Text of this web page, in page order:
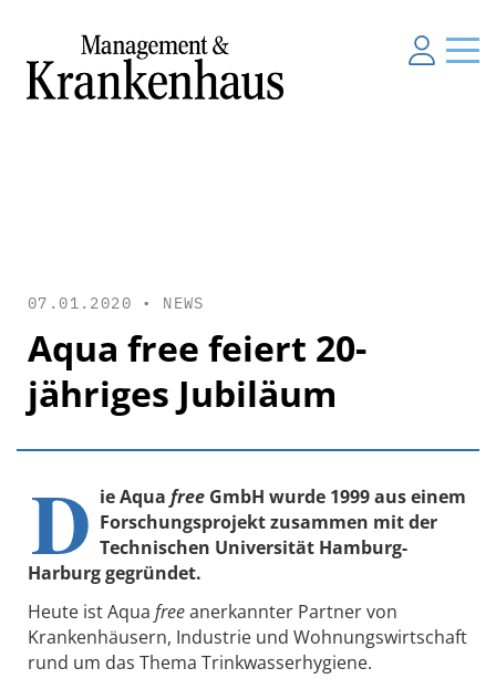
07.01.2020 • NEWS
Aqua free feiert 20-
jähriges Jubiläum
D ie Aqua free GmbH wurde 1999 aus einem
Forschungsprojekt zusammen mit der
Technischen Universität Hamburg-
Harburg gegründet.
Heute ist Aqua freeanerkannter Partner von
Krankenhäusern, Industrie und Wohnungswirtschaft
rund um das Thema Trinkwasserhygiene.